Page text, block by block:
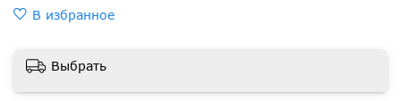
В избранное
Выбрать